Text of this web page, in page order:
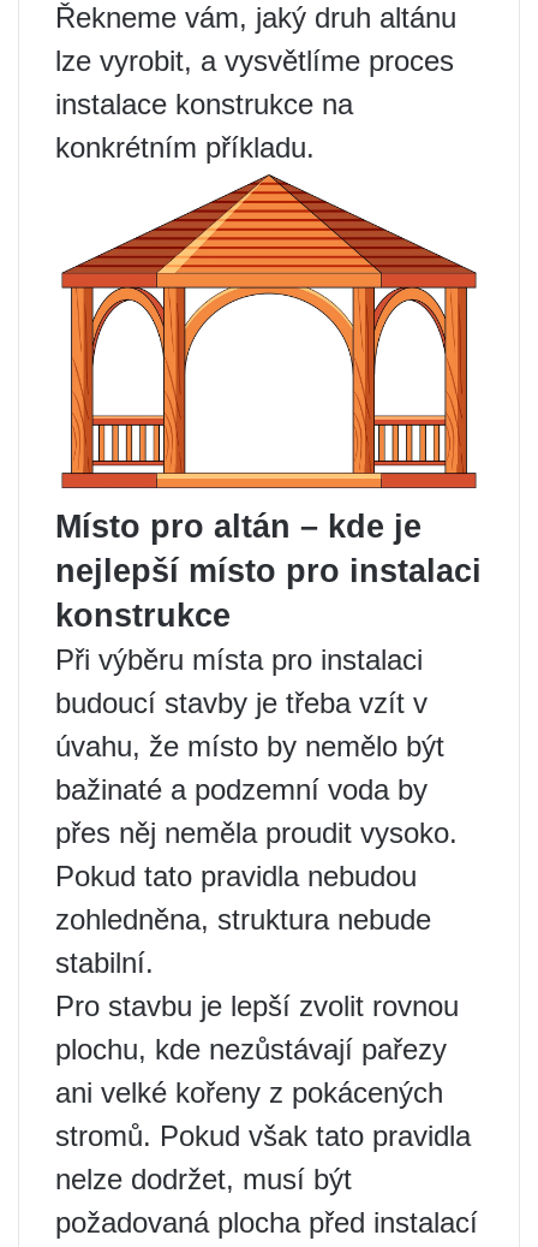
Řekneme vám, jaký druh altánu
lze vyrobit, a vysvětlíme proces
instalace konstrukce na
konkrétním příkladu.
Místo pro altán – kde je
nejlepší místo pro instalaci
konstrukce
Při výběru místa pro instalaci
budoucí stavby je třeba vzít v
úvahu, že místo by nemělo být
bažinaté a podzemní voda by
přes něj neměla proudit vysoko.
Pokud tato pravidla nebudou
zohledněna, struktura nebude
stabilní.
Pro stavbu je lepší zvolit rovnou
plochu, kde nezůstávají pařezy
ani velké kořeny z pokácených
stromů. Pokud však tato pravidla
nelze dodržet, musí být
požadovaná plocha před instalací